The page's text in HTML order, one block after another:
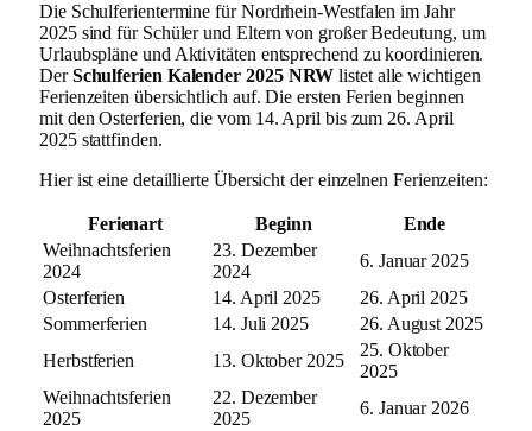
Die Schulferientermine für Nordrhein-Westfalen im Jahr
2025 sind für Schüler und Eltern von großer Bedeutung, um
Urlaubspläne und Aktivitäten entsprechend zu koordinieren.
DerSchulferien Kalender 2025 NRW listet alle wichtigen
Ferienzeiten übersichtlich auf. Die ersten Ferien beginnen
mit den Osterferien, die vom 14. April bis zum 26. April
2025 stattfinden.
Hier ist eine detaillierte Übersicht der einzelnen Ferienzeiten:
Ferienart Beginn
Ende
Weihnachtsferien
2024
23. Dezember
2024
6. Januar 2025
Osterferien
14. April 2025
26. April 2025
Sommerferien
14. Juli 2025
26. August 2025
Herbstferien
13. Oktober 2025
25. Oktober
2025
Weihnachtsferien
2025
22. Dezember
2025
6. Januar 2026